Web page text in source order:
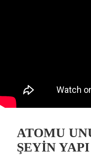
ATOMU
ŞEYİN